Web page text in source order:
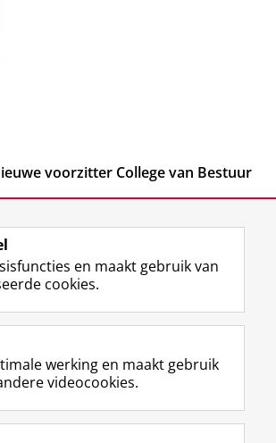
voorzitter College van Bestuur
de RUG
F
a
e
b
o
L
i
k
e
I
R
S
-
f
e
I
n
t
r
Y
o
T
e
en maakt gebruik van
cookies.
werking en maakt gebruik
videocookies.